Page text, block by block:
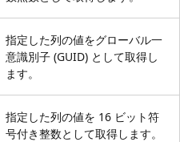
指定した列の値をグローバル一
意識別子 (GUID) として取得し
ます。
指定した列の値を 16 ビット符
号付き整数として取得します。